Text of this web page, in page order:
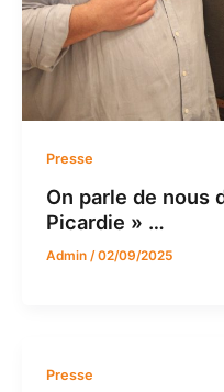
Presse
On parle de nous
Picardie » …
Admin /02/09/2025
Presse